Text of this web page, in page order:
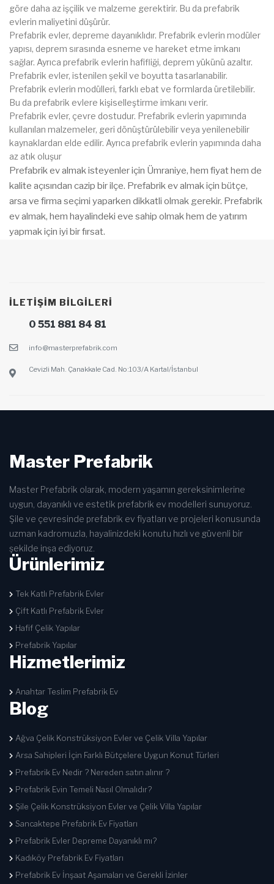
İLETIŞIM BILGILERI
0 551 881 84 81
info@masterprefabrik.com
Cevizli Mah. Çanakkale Cad. No:103/A Kartal/İstanbul
göre daha az işçilik ve malzeme gerektirir. Bu da prefabrik
evlerin maliyetini düşürür.
Prefabrik evler, depreme dayanıklıdır. Prefabrik evlerin modüler
yapısı, deprem sırasında esneme ve hareket etme imkanı
sağlar. Ayrıca prefabrik evlerin hafifliği, deprem yükünü azaltır.
Prefabrik evler, istenilen şekil ve boyutta tasarlanabilir.
Prefabrik evlerin modülleri, farklı ebat ve formlarda üretilebilir.
Bu da prefabrik evlere kişiselleştirme imkanı verir.
Prefabrik evler, çevre dostudur. Prefabrik evlerin yapımında
kullanılan malzemeler, geri dönüştürülebilir veya yenilenebilir
kaynaklardan elde edilir. Ayrıca prefabrik evlerin yapımında daha
az atık oluşur
Prefabrik ev almak isteyenler için Ümraniye, hem fiyat hem de
kalite açısından cazip bir ilçe. Prefabrik ev almak için bütçe,
arsa ve firma seçimi yaparken dikkatli olmak gerekir. Prefabrik
ev almak, hem hayalindeki eve sahip olmak hem de yatırım
yapmak için iyi bir fırsat.
Master Prefabrik
Master Prefabrik olarak, modern yaşamın gereksinimlerine
uygun, dayanıklı ve estetik prefabrik ev modelleri sunuyoruz.
Şile ve çevresinde prefabrik ev fiyatları ve projeleri konusunda
uzman kadromuzla, hayalinizdeki konutu hızlı ve güvenli bir
şekilde inşa ediyoruz.
Ürünlerimiz
Tek Katlı Prefabrik Evler
Çift Katlı Prefabrik Evler
Hafif Çelik Yapılar
Prefabrik Yapılar
Hizmetlerimiz
Anahtar Teslim Prefabrik Ev
Blog
Ağva Çelik Konstrüksiyon Evler ve Çelik Villa Yapılar
Arsa Sahipleri İçin Farklı Bütçelere Uygun Konut Türleri
Prefabrik Ev Nedir ? Nereden satın alınır ?
Prefabrik Evin Temeli Nasıl Olmalıdır?
Şile Çelik Konstrüksiyon Evler ve Çelik Villa Yapılar
Sancaktepe Prefabrik Ev Fiyatları
Prefabrik Evler Depreme Dayanıklı mı?
Kadıköy Prefabrik Ev Fiyatları
Prefabrik Ev İnşaat Aşamaları ve Gerekli İzinler